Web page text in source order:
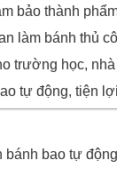
bảo thành
làm bánh thủ
trường học,
tự động, tiện
bao tự